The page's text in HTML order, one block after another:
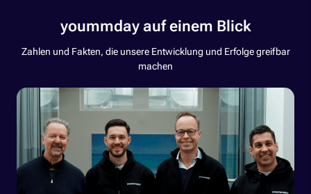
yoummday auf einem Blick
Zahlen und Fakten, die unsere Entwicklung und Erfolge greifbar
machen